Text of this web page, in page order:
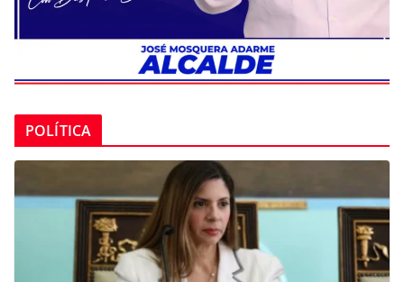
POLÍTICA